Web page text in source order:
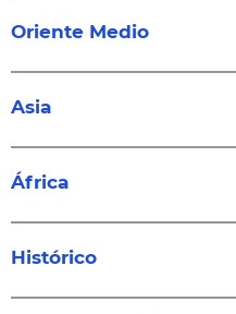
Oriente Medio
Asia
África
Histórico